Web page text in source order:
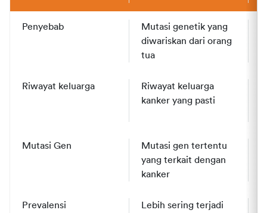
Penyebab
Mutasi genetik yang
diwariskan dari orang
tua
Riwayat keluarga
Riwayat keluarga
kanker yang pasti
Mutasi Gen
Mutasi gen tertentu
yang terkait dengan
kanker
Prevalensi
Lebih sering terjadi